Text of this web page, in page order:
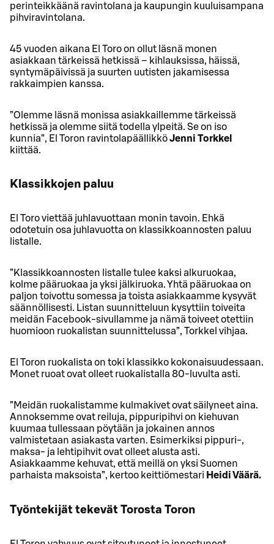
perinteikkäänä ravintolana ja kaupungin kuuluisampana
pihviravintolana.
45 vuoden aikana El Toro on ollut läsnä monen
asiakkaan tärkeissä hetkissä – kihlauksissa, häissä,
syntymäpäivissä ja suurten uutisten jakamisessa
rakkaimpien kanssa.
”Olemme läsnä monissa asiakkaillemme tärkeissä
hetkissä ja olemme siitä todella ylpeitä. Se on iso
kunnia”, El Toron ravintolapäällikköJenni Torkkel
kiittää.
Klassikkojen paluu
El Toro viettää juhlavuottaan monin tavoin. Ehkä
odotetuin osa juhlavuotta on klassikkoannosten paluu
listalle.
”Klassikkoannosten listalle tulee kaksi alkuruokaa,
kolme pääruokaa ja yksi jälkiruoka. Yhtä pääruokaa on
paljon toivottu somessa ja toista asiakkaamme kysyvät
säännöllisesti. Listan suunnitteluun kysyttiin toiveita
meidän Facebook-sivullamme ja nämä toiveet otettiin
huomioon ruokalistan suunnittelussa”, Torkkel vihjaa.
El Toron ruokalista on toki klassikko kokonaisuudessaan.
Monet ruoat ovat olleet ruokalistalla 80-luvulta asti.
”Meidän ruokalistamme kulmakivet ovat säilyneet aina.
Annoksemme ovat reiluja, pippuripihvi on kiehuvan
kuumaa tullessaan pöytään ja jokainen annos
valmistetaan asiakasta varten. Esimerkiksi pippuri-,
maksa- ja lehtipihvit ovat olleet alusta asti.
Asiakkaamme kehuvat, että meillä on yksi Suomen
parhaista maksoista”, kertoo keittiömestari Heidi Väärä.
Työntekijät tekevät Torosta Toron